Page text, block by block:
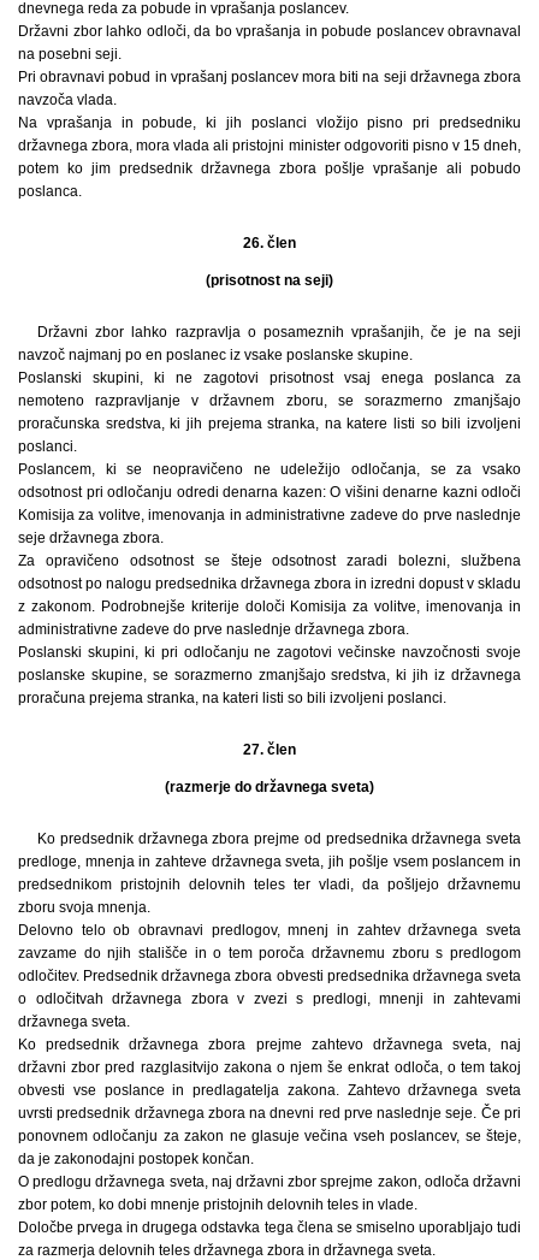
dnevnega reda za pobude in vprašanja poslancev.
Državni zbor lahko odloči, da bo vprašanja in pobude poslancev obravnaval
na posebni seji.
Pri obravnavi pobud in vprašanj poslancev mora biti na seji državnega zbora
navzoča vlada.
Na vprašanja in pobude, ki jih poslanci vložijo pisno pri predsedniku
državnega zbora, mora vlada ali pristojni minister odgovoriti pisno v 15 dneh,
potem ko jim predsednik državnega zbora pošlje vprašanje ali pobudo
poslanca.
26. člen
(prisotnost na seji)
Državni zbor lahko razpravlja o posameznih vprašanjih, če je na seji
navzoč najmanj po en poslanec iz vsake poslanske skupine.
Poslanski skupini, ki ne zagotovi prisotnost vsaj enega poslanca za
nemoteno razpravljanje v državnem zboru, se sorazmerno zmanjšajo
proračunska sredstva, ki jih prejema stranka, na katere listi so bili izvoljeni
poslanci.
Poslancem, ki se neopravičeno ne udeležijo odločanja, se za vsako
odsotnost pri odločanju odredi denarna kazen: O višini denarne kazni odloči
Komisija za volitve, imenovanja in administrativne zadeve do prve naslednje
seje državnega zbora.
Za opravičeno odsotnost se šteje odsotnost zaradi bolezni, službena
odsotnost po nalogu predsednika državnega zbora in izredni dopust v skladu
z zakonom. Podrobnejše kriterije določi Komisija za volitve, imenovanja in
administrativne zadeve do prve naslednje državnega zbora.
Poslanski skupini, ki pri odločanju ne zagotovi večinske navzočnosti svoje
poslanske skupine, se sorazmerno zmanjšajo sredstva, ki jih iz državnega
proračuna prejema stranka, na kateri listi so bili izvoljeni poslanci.
27. člen
(razmerje do državnega sveta)
Ko predsednik državnega zbora prejme od predsednika državnega sveta
predloge, mnenja in zahteve državnega sveta, jih pošlje vsem poslancem in
predsednikom pristojnih delovnih teles ter vladi, da pošljejo državnemu
zboru svoja mnenja.
Delovno telo ob obravnavi predlogov, mnenj in zahtev državnega sveta
zavzame do njih stališče in o tem poroča državnemu zboru s predlogom
odločitev. Predsednik državnega zbora obvesti predsednika državnega sveta
o odločitvah državnega zbora v zvezi s predlogi, mnenji in zahtevami
državnega sveta.
Ko predsednik državnega zbora prejme zahtevo državnega sveta, naj
državni zbor pred razglasitvijo zakona o njem še enkrat odloča, o tem takoj
obvesti vse poslance in predlagatelja zakona. Zahtevo državnega sveta
uvrsti predsednik državnega zbora na dnevni red prve naslednje seje. Če pri
ponovnem odločanju za zakon ne glasuje večina vseh poslancev, se šteje,
da je zakonodajni postopek končan.
O predlogu državnega sveta, naj državni zbor sprejme zakon, odloča državni
zbor potem, ko dobi mnenje pristojnih delovnih teles in vlade.
Določbe prvega in drugega odstavka tega člena se smiselno uporabljajo tudi
za razmerja delovnih teles državnega zbora in državnega sveta.